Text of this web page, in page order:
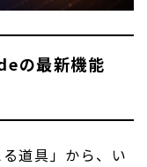
の最新機能
道具」から、い